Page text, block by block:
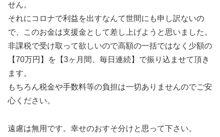
せん。
それにコロナで利益を出すなんて世間にも申し訳ないの
で、このお金は支援金として差し上げようと思いました。
非課税で受け取って欲しいので高額の一括ではなく少額の
【70万円】を【3ヶ月間、毎日連続】で振り込ませて頂き
ます。
もちろん税金や手数料等の負担は一切ありませんのでご安
心ください。
遠慮は無用です。幸せのおすそ分けと思って下さい。